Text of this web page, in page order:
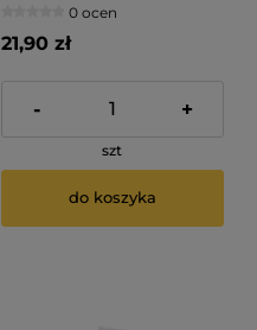
0 ocen
21,90 zł
- +
szt
do koszyka